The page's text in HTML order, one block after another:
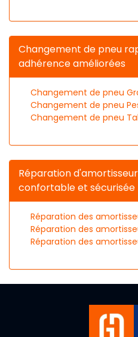
Changement de pneu
adhérence améliorées
Changement de pneu
Changement de pneu
Changement de pneu
Réparation
confortable et sécurisée
Réparation des
Réparation des
Réparation des